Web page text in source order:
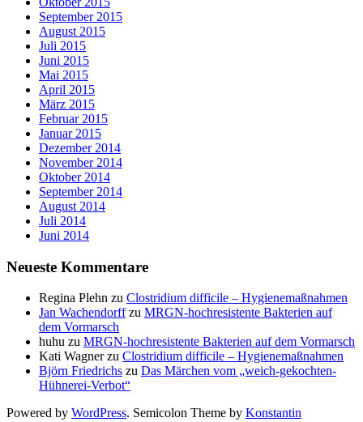
September 2015
August 2015
Juli 2015
Juni 2015
Mai 2015
April 2015
März 2015
Februar 2015
Januar 2015
Dezember 2014
November 2014
Oktober 2014
September 2014
August 2014
Juli 2014
Juni 2014
Neueste Kommentare
Regina Plehn zu Clostridium difficile – Hygienemaßnahmen
Jan Wachendorffzu MRGN-hochresistente Bakterien auf
dem Vormarsch
huhu zu MRGN-hochresistente Bakterien auf dem Vormarsch
Kati Wagnerzu Clostridium difficile – Hygienemaßnahmen
Björn Friedrichs zu Das Märchen vom „weich-gekochten-
Hühnerei-Verbot“
Powered by WordPress. Semicolon Theme by Konstantin